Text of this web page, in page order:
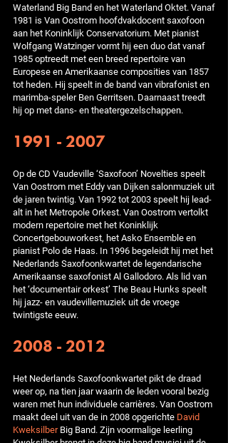
Waterland Big Band en het Waterland Oktet. Vanaf
1981 is Van Oostrom hoofdvakdocent saxofoon
aan het Koninklijk Conservatorium. Met pianist
Wolfgang Watzinger vormt hij een duo dat vanaf
1985 optreedt met een breed repertoire van
Europese en Amerikaanse composities van 1857
tot heden. Hij speelt in de band van vibrafonist en
marimba-speler Ben Gerritsen. Daarnaast treedt
hij op met dans- en theatergezelschappen.
1991 - 2007
Op de CD Vaudeville ‘Saxofoon’ Novelties speelt
Van Oostrom met Eddy van Dijken salonmuziek uit
de jaren twintig. Van 1992 tot 2003 speelt hij lead-
alt in het Metropole Orkest. Van Oostrom vertolkt
modern repertoire met het Koninklijk
Concertgebouworkest, het Asko Ensemble en
pianist Polo de Haas. In 1996 begeleidt hij met het
Nederlands Saxofoonkwartet de legendarische
Amerikaanse saxofonist Al Gallodoro. Als lid van
het ‘documentair orkest’ The Beau Hunks speelt
hij jazz- en vaudevillemuziek uit de vroege
twintigste eeuw.
2008 - 2012
Het Nederlands Saxofoonkwartet pikt de draad
weer op, na tien jaar waarin de leden vooral bezig
waren met hun individuele carrières. Van Oostrom
maakt deel uit van de in 2008 opgerichte David
KweksilberBig Band. Zijn voormalige leerling